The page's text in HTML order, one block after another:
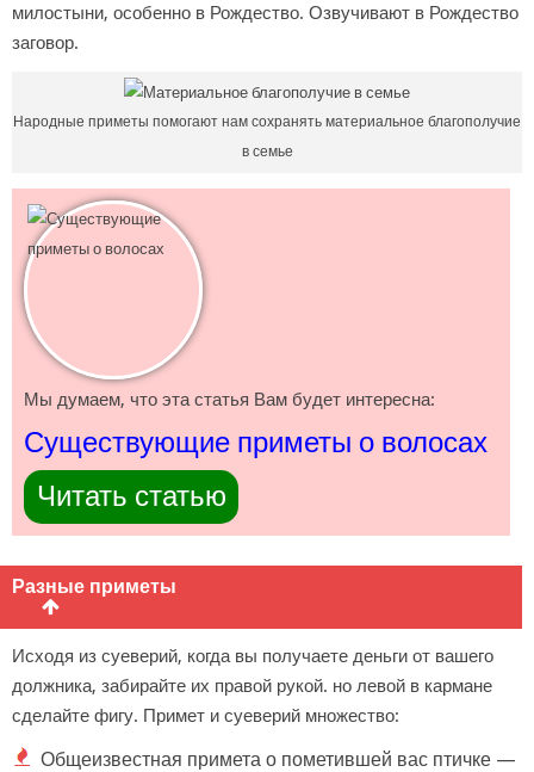
милостыни, особенно в Рождество. Озвучивают в Рождество
заговор.
Народные приметы помогают нам сохранять материальное благополучие
в семье
Мы думаем, что эта статья Вам будет интересна:
Существующие приметы о волосах
Читать статью
Разные приметы
Исходя из суеверий, когда вы получаете деньги от вашего
должника, забирайте их правой рукой. но левой в кармане
сделайте фигу. Примет и суеверий множество:
Общеизвестная примета о пометившей вас птичке —